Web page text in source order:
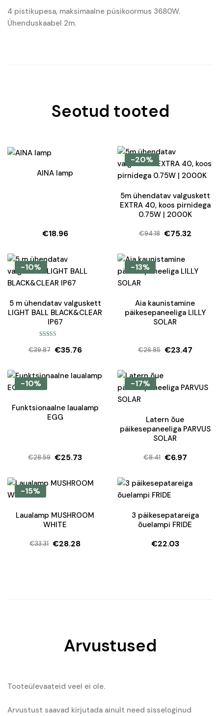
4 pistikupesa, maksimaalne püsikoormus 3680W.
Ühenduskaabel 2m.
Seotud tooted
AINA lamp
€18.96
-20%
5m ühendatav valguskett
EXTRA 40, koos pirnidega
0.75W | 2000K
€94.18
Algne
oli:
€94.18.
€75.32
Current
is:
€75.32.
-10%
5 m ühendatav valguskett
LIGHT BALL BLACK&CLEAR
IP67
5.00/ 5
€39.87
Algne
oli:
€35.76
Current
is:
-13%
Aia kaunistamine
päikesepaneeliga LILLY
SOLAR
€26.85
Algne
€26.85.
€23.47
Current
€23.47.
-10%
Funktsionaalne laualamp
EGG
€28.59
Algne
oli:
€25.73
Current
is:
-17%
Latern õue
päikesepaneeliga PARVUS
SOLAR
€8.41
Algne
oli:
€8.41.
€6.97
Current
is:
€6.97.
-15%
Laualamp MUSHROOM
WHITE
€33.31
Algne
€28.28
Current
3 päikesepatareiga
õuelampi FRIDE
€22.03
Arvustused
Tooteülevaateid veel ei ole.
Arvustust saavad kirjutada ainult need sisseloginud